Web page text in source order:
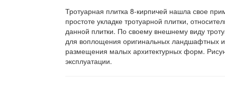
Тротуарная плитка 8-кирпичей нашла свое
простоте укладке тротуарной плитки,
данной плитки. По своему внешнему виду
для воплощения оригинальных ландшафтных
размещения малых архитектурных форм.
эксплуатации.